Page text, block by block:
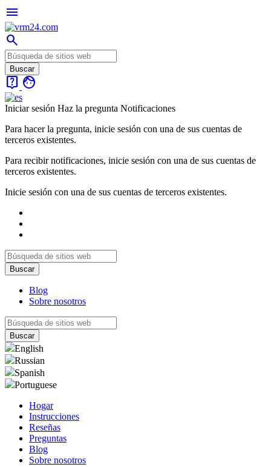
menu
search
live_help face
Iniciar sesión Haz la pregunta Notificaciones
Para hacer la pregunta, inicie sesión con una de sus cuentas de
terceros existentes.
Para recibir notificaciones, inicie sesión con una de sus cuentas de
terceros existentes.
Inicie sesión con una de sus cuentas de terceros existentes.
Blog
Sobre nosotros
English
Russian
Spanish
Portuguese
Hogar
Instrucciones
Reseñas
Preguntas
Blog
Sobre nosotros